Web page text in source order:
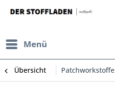
Menü
Übersicht Patchworkstoffe